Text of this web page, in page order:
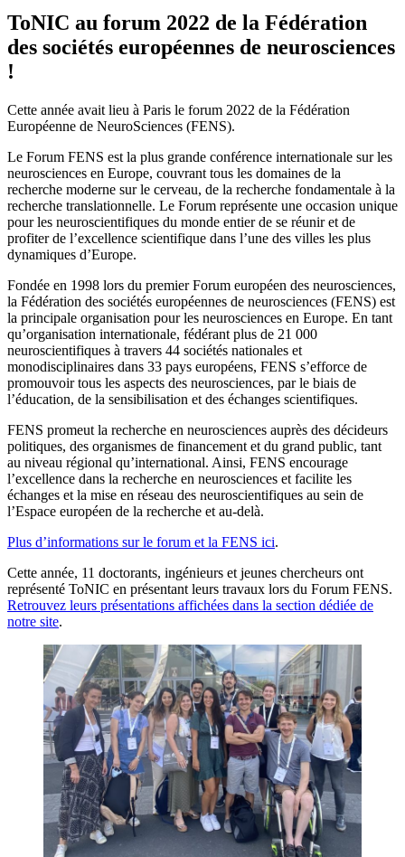
ToNIC au forum 2022 de la Fédération
des sociétés européennes de neurosciences
!
Cette année avait lieu à Paris le forum 2022 de la Fédération
Européenne de NeuroSciences (FENS).
Le Forum FENS est la plus grande conférence internationale sur les
neurosciences en Europe, couvrant tous les domaines de la
recherche moderne sur le cerveau, de la recherche fondamentale à la
recherche translationnelle. Le Forum représente une occasion unique
pour les neuroscientifiques du monde entier de se réunir et de
profiter de l’excellence scientifique dans l’une des villes les plus
dynamiques d’Europe.
Fondée en 1998 lors du premier Forum européen des neurosciences,
la Fédération des sociétés européennes de neurosciences (FENS) est
la principale organisation pour les neurosciences en Europe. En tant
qu’organisation internationale, fédérant plus de 21 000
neuroscientifiques à travers 44 sociétés nationales et
monodisciplinaires dans 33 pays européens, FENS s’efforce de
promouvoir tous les aspects des neurosciences, par le biais de
l’éducation, de la sensibilisation et des échanges scientifiques.
FENS promeut la recherche en neurosciences auprès des décideurs
politiques, des organismes de financement et du grand public, tant
au niveau régional qu’international. Ainsi, FENS encourage
l’excellence dans la recherche en neurosciences et facilite les
échanges et la mise en réseau des neuroscientifiques au sein de
l’Espace européen de la recherche et au-delà.
Plus d’informations sur le forum et la FENS ici.
Cette année, 11 doctorants, ingénieurs et jeunes chercheurs ont
représenté ToNIC en présentant leurs travaux lors du Forum FENS.
Retrouvez leurs présentations affichées dans la section dédiée de
notre site.